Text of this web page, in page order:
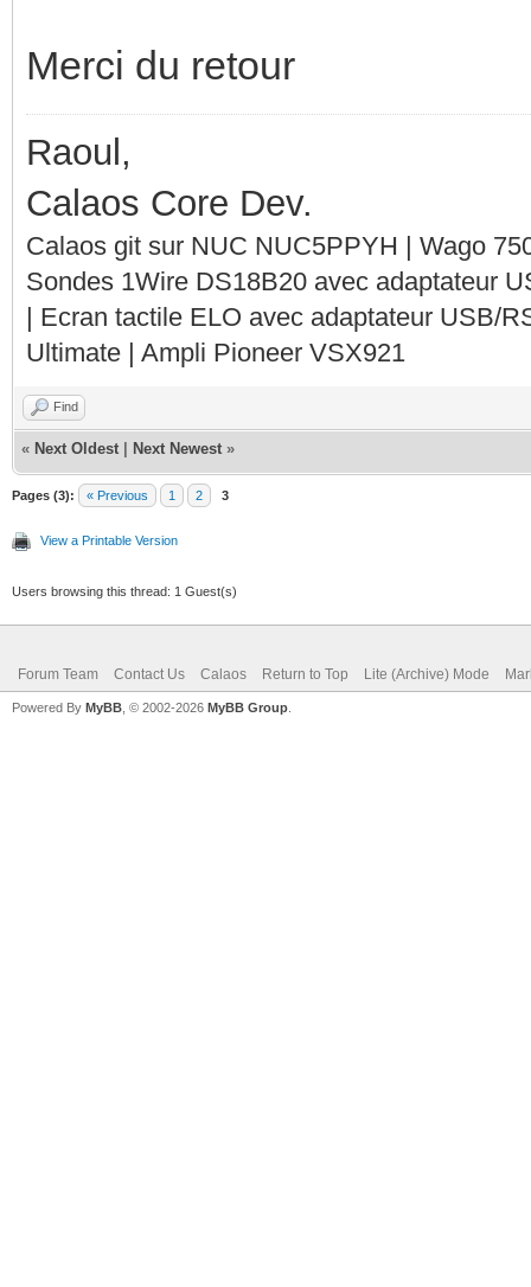
Merci du retour
Raoul,
Calaos Core Dev.
Calaos git sur NUC NUC5PPYH | Wago
Sondes 1Wire DS18B20 avec adaptateur
| Ecran tactile ELO avec adaptateur USB/
Ultimate | Ampli Pioneer VSX921
Find
« Next Oldest Next Newest »
Pages (3): « Previous 1 2 3
View a Printable Version
Users browsing this thread: 1 Guest(s)
Forum Team Contact Us Calaos Return to Top Lite (Archive) Mode
Powered By MyBB , © 2002-2026 MyBB Group